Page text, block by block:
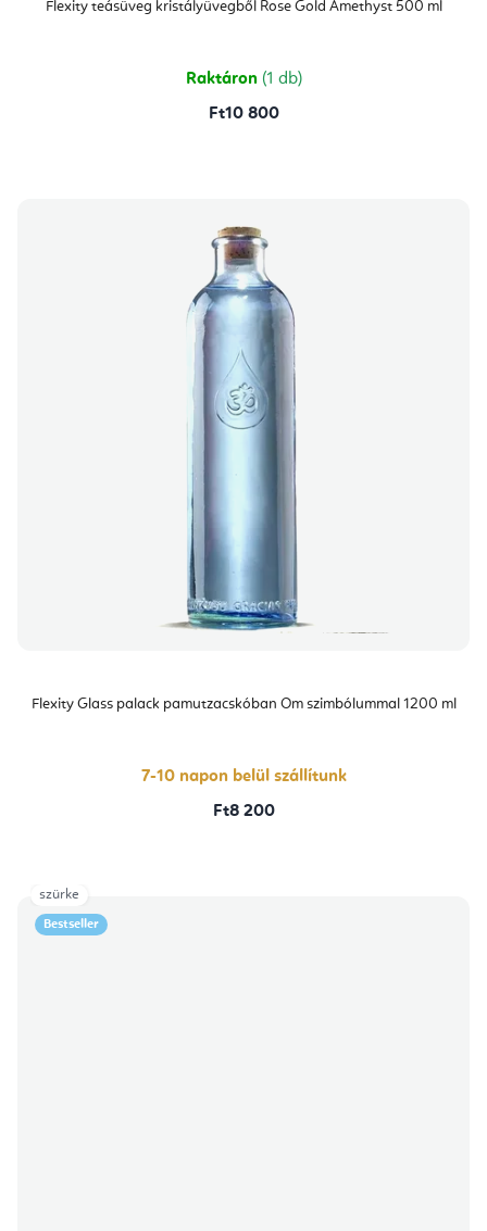
Flexity teásüveg kristályüvegből Rose Gold Amethyst 500 ml
Raktáron (1 db)
Ft10 800
Flexity Glass palack pamutzacskóban Om szimbólummal 1200 ml
7-10 napon belül szállítunk
Ft8 200
Bestseller
szürke